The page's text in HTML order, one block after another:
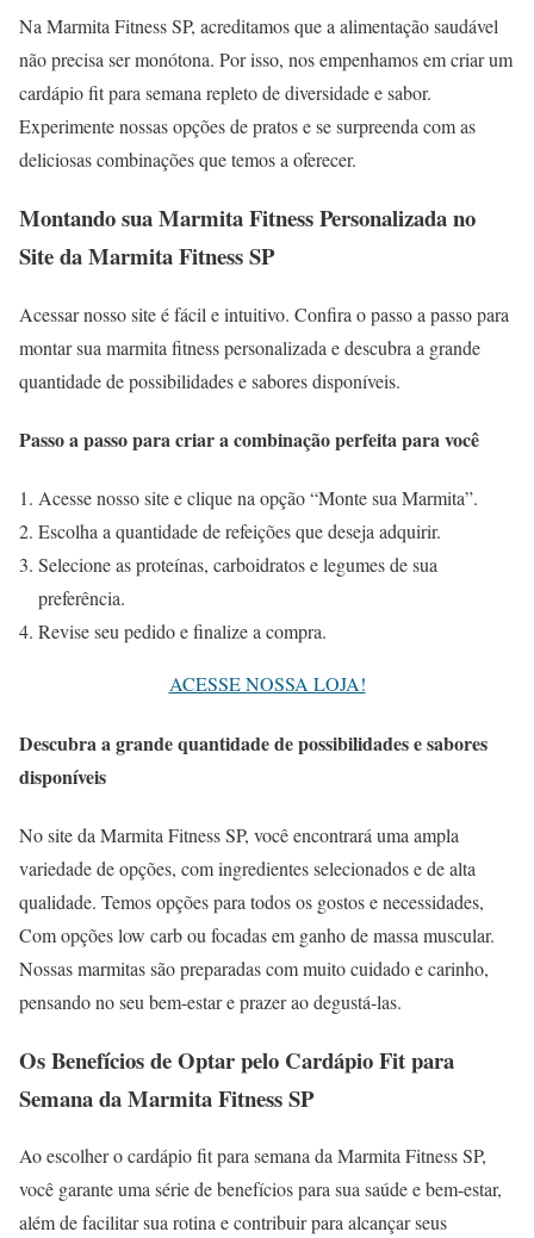
Na Marmita Fitness SP, acreditamos que a alimentação saudável
não precisa ser monótona. Por isso, nos empenhamos em criar um
cardápio fit para semana repleto de diversidade e sabor.
Experimente nossas opções de pratos e se surpreenda com as
deliciosas combinações que temos a oferecer.
Montando sua Marmita Fitness Personalizada no
Site da Marmita Fitness SP
Acessar nosso site é fácil e intuitivo. Confira o passo a passo para
montar sua marmita fitness personalizada e descubra a grande
quantidade de possibilidades e sabores disponíveis.
Passo a passo para criar a combinação perfeita para você
Acesse nosso site e clique na opção “Monte sua Marmita”.
Escolha a quantidade de refeições que deseja adquirir.
Selecione as proteínas, carboidratos e legumes de sua
preferência.
Revise seu pedido e finalize a compra.
ACESSE NOSSA LOJA!
Descubra a grande quantidade de possibilidades e sabores
disponíveis
No site da Marmita Fitness SP, você encontrará uma ampla
variedade de opções, com ingredientes selecionados e de alta
qualidade. Temos opções para todos os gostos e necessidades,
Com opções low carb ou focadas em ganho de massa muscular.
Nossas marmitas são preparadas com muito cuidado e carinho,
pensando no seu bem-estar e prazer ao degustá-las.
Os Benefícios de Optar pelo Cardápio Fit para
Semana da Marmita Fitness SP
Ao escolher o cardápio fit para semana da Marmita Fitness SP,
você garante uma série de benefícios para sua saúde e bem-estar,
além de facilitar sua rotina e contribuir para alcançar seus